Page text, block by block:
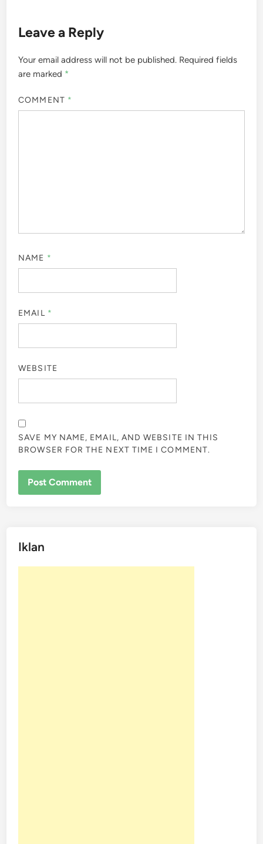
Leave a Reply
Your email address will not be published. Required fields
are marked *
COMMENT *
NAME *
EMAIL *
WEBSITE
SAVE MY NAME, EMAIL, AND WEBSITE IN THIS
BROWSER FOR THE NEXT TIME I COMMENT.
Iklan